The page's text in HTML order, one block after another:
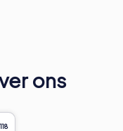
ons